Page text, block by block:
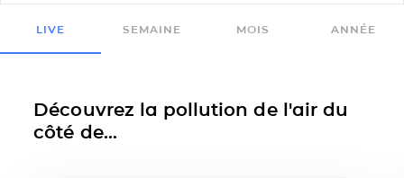
LIVE SEMAINE MOIS ANNÉE
Découvrez la pollution de l'air du
côté de...